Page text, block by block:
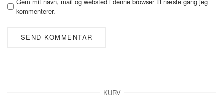
kommenterer.
KURV